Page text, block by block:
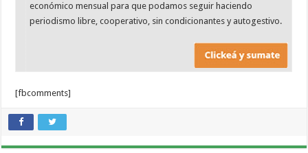
económico mensual para que podamos seguir haciendo
periodismo libre, cooperativo, sin condicionantes y autogestivo.
[fbcomments]